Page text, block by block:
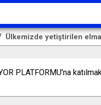
Ülkemizde yetiştirilen
PLATFORMU'na